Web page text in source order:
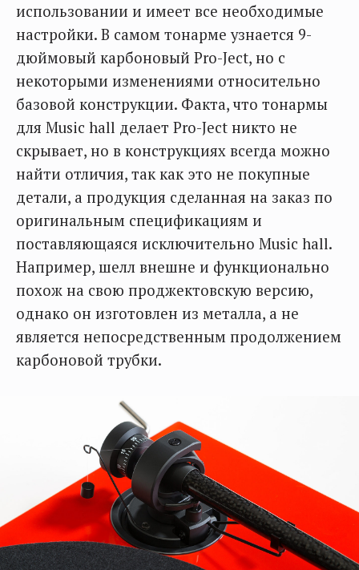
использовании и имеет все необходимые
настройки. В самом тонарме узнается 9-
дюймовый карбоновый Pro-Ject, но с
некоторыми изменениями относительно
базовой конструкции. Факта, что тонармы
для Music hall делает Pro-Ject никто не
скрывает, но в конструкциях всегда можно
найти отличия, так как это не покупные
детали, а продукция сделанная на заказ по
оригинальным спецификациям и
поставляющаяся исключительно Music hall.
Например, шелл внешне и функционально
похож на свою проджектовскую версию,
однако он изготовлен из металла, а не
является непосредственным продолжением
карбоновой трубки.